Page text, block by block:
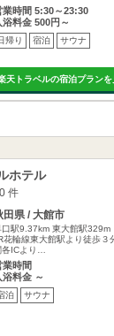
業時間 5:30～23:30
浴料金 500円～
帰り 宿泊 サウナ
天トラベルの宿泊プランを
ホテル
件
田県 / 大館市
口駅9.37km 東大館駅329m
花輪線東大館駅より徒歩３
各ICより…
業時間
浴料金 ～
泊 サウナ